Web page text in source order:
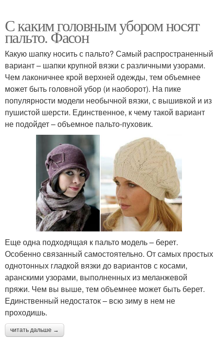
С каким головным убором носят
пальто. Фасон
Какую шапку носить с пальто? Самый распространенный
вариант – шапки крупной вязки с различными узорами.
Чем лаконичнее крой верхней одежды, тем объемнее
может быть головной убор (и наоборот). На пике
популярности модели необычной вязки, с вышивкой и из
пушистой шерсти. Единственное, к чему такой вариант
не подойдет – объемное пальто-пуховик.
Еще одна подходящая к пальто модель – берет.
Особенно связанный самостоятельно. От самых простых
однотонных гладкой вязки до вариантов с косами,
аранскими узорами, выполненных из меланжевой
пряжи. Чем вы выше, тем объемнее может быть берет.
Единственный недостаток – всю зиму в нем не
проходишь.
читать дальше →